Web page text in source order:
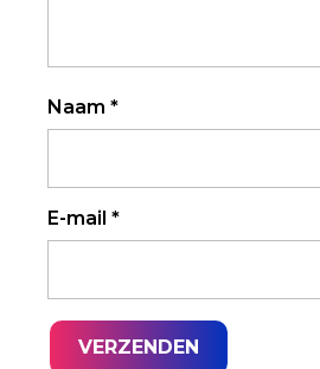
Naam *
E-mail *